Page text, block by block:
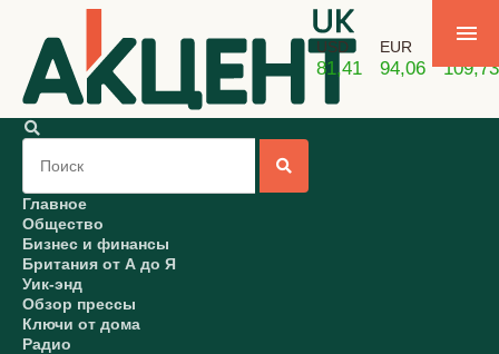
USD
81,41
EUR
94,06 109,73
Главное
Общество
Бизнес и финансы
Британия от А до Я
Уик-энд
Обзор прессы
Ключи от дома
Радио